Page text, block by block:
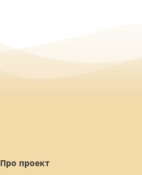
Про проект